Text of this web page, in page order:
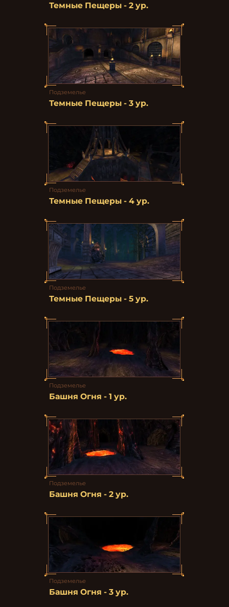
Темные Пещеры - 2 ур.
Подземелье
Темные Пещеры - 3 ур.
Подземелье
Темные Пещеры - 4 ур.
Подземелье
Темные Пещеры - 5 ур.
Подземелье
Башня Огня - 1 ур.
Подземелье
Башня Огня - 2 ур.
Подземелье
Башня Огня - 3 ур.